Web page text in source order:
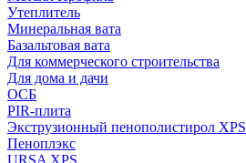
Утеплитель
Минеральная вата
Базальтовая вата
Для коммерческого строительства
Для дома и дачи
ОСБ
PIR-плита
Экструзионный пенополистирол XPS
Пеноплэкс
URSA XPS